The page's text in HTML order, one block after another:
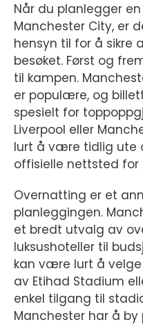
Når du planlegger
Manchester City, er
hensyn til for å sikre
besøket. Først og
til kampen.
er populære, og
spesielt for
Liverpool eller
lurt å være tidlig ute
offisielle nettsted
Overnatting er et
planleggingen.
et bredt utvalg av
luksushoteller til
kan være lurt å
av Etihad Stadium
enkel tilgang til
Manchester har å by